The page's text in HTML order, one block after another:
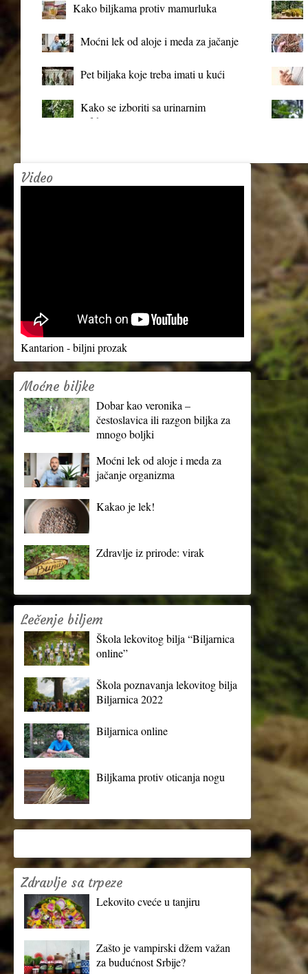
Kako biljkama protiv mamurluka
Moćni lek od aloje i meda za jačanje
Pet biljaka koje treba imati u kući
Kako se izboriti sa urinarnim
infekcijama?
Video
Kantarion - biljni prozak
Moćne biljke
Dobar kao veronika –
čestoslavica ili razgon biljka za
mnogo boljki
Moćni lek od aloje i meda za
jačanje organizma
Kakao je lek!
Zdravlje iz prirode: virak
Lečenje biljem
Škola lekovitog bilja “Biljarnica
online”
Škola poznavanja lekovitog bilja
Biljarnica 2022
Biljarnica online
Biljkama protiv oticanja nogu
Zdravlje sa trpeze
Lekovito cveće u tanjiru
Zašto je vampirski džem važan
za budućnost Srbije?